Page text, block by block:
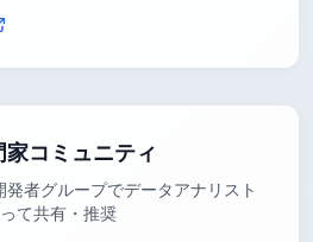
コミュニティ
発者グループでデータアナリスト
て共有・推奨